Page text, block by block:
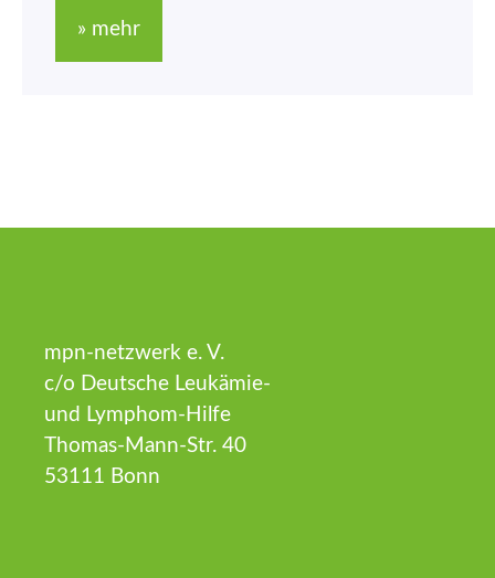
» mehr
mpn-netzwerk e. V.
c/o Deutsche Leukämie-
und Lymphom-Hilfe
Thomas-Mann-Str. 40
53111 Bonn